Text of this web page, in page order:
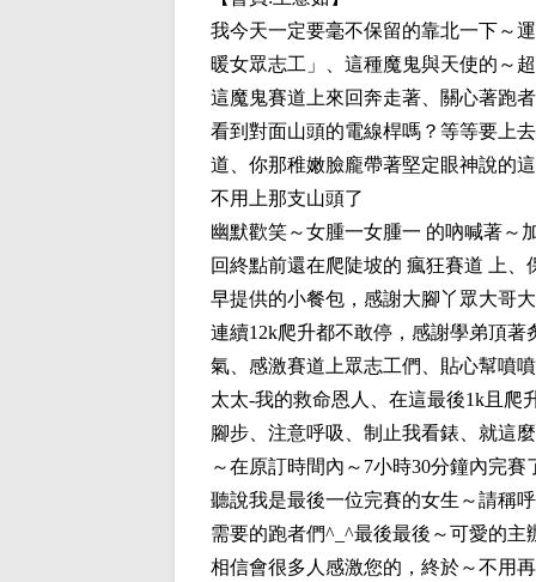
我今天一定要毫不保留的靠北一下～
暖女眾志工」、這種魔鬼與天使的～
這魔鬼賽道上來回奔走著、關心著跑
看到對面山頭的電線桿嗎？等等要上
道、你那稚嫩臉龐帶著堅定眼神說的
不用上那支山頭了
幽默歡笑～女腫一女腫一 的吶喊著～
回終點前還在爬陡坡的 瘋狂賽道 上
早提供的小餐包，感謝大腳丫眾大哥
連續12k爬升都不敢停，感謝學弟頂
氣、感激賽道上眾志工們、貼心幫噴
太太-我的救命恩人、在這最後1k且爬
腳步、注意呼吸、制止我看錶、就這
～在原訂時間內～7小時30分鐘內完
聽說我是最後一位完賽的女生～請稱
需要的跑者們^_^最後最後～可愛的
相信會很多人感激您的，終於～不用